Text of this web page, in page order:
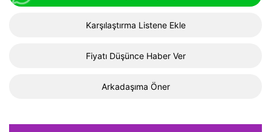
Karşılaştırma Listene Ekle
Fiyatı Düşünce Haber Ver
Arkadaşıma Öner